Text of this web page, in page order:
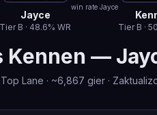
Jayce
Tier B · 48.6% WR
win rate Jayce
Tier B ·
Kennen —
Top Lane · ~6,867 gier·